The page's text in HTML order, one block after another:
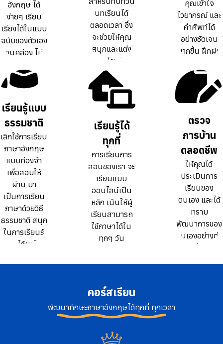
อังกฤษ ได้
ง่ายๆ เรียบ
เรียงได้ในแบบ
ฉบับของตัวเอง
จนคล่อง ไม่
เนียงเป๊ะ
อังกฤษ ได้
ง่ายๆ เรียบ
เรียงได้ในแบบ
ฉบับของตัวเอง
จนคล่อง ไม่
เนียงเป๊ะ
บทเรียนได้
ตลอดเวลา ซึ่ง
จะช่วยให้คุณ
สนุกและแต่ง
ประโยคได้
คล่องขึ้นกว่า
การเรียน
ธรรมดา 10
เท่า
บทเรียนได้
ตลอดเวลา ซึ่ง
จะช่วยให้คุณ
สนุกและแต่ง
ประโยคได้
คล่องขึ้นกว่า
การเรียน
ธรรมดา 10
เท่า
คุณเข้าใจ
ไวยากรณ์ และ
คำศัพท์ได้
อย่างชัดเจน
มากขึ้น ฝึกฝน
ที่
คุณเข้าใจ
ไวยากรณ์ และ
คำศัพท์ได้
อย่างชัดเจน
มากขึ้น ฝึกฝน
ที่
เรียนรู้แบบ
ธรรมชาติ
เลิกใช้การเรียน
ภาษาอังกฤษ
แบบท่องจำ
เพื่อสอบให้
ผ่าน มา
เป็นการเรียน
ภาษาด้วยวิธี
ธรรมชาติ สนุก
ในการเรียนรู้
และได้ผลใน
เรียนรู้แบบ
ธรรมชาติ
เลิกใช้การเรียน
ภาษาอังกฤษ
แบบท่องจำ
เพื่อสอบให้
ผ่าน มา
เป็นการเรียน
ภาษาด้วยวิธี
ธรรมชาติ สนุก
ในการเรียนรู้
และได้ผลใน
เรียนรู้ได้
ทุกที่
การเรียนการ
สอนของเรา จะ
เรียนแบบ
ออนไลน์เป็น
หลัก เน้นให้ผู้
เรียนสามารถ
ใช้ภาษาได้ใน
ทุกๆ วัน
เรียนรู้ได้
ทุกที่
การเรียนการ
สอนของเรา จะ
เรียนแบบ
ออนไลน์เป็น
หลัก เน้นให้ผู้
เรียนสามารถ
ใช้ภาษาได้ใน
ทุกๆ วัน
ตรวจ
การบ้าน
ตลอดชีพ
ให้คุณได้
ประเมินการ
เรียนของ
ตนเอง และได้
ทราบ
พัฒนาการของ
ตนเองอย่างต่อ
เนื่อง
ตรวจ
การบ้าน
ตลอดชีพ
ให้คุณได้
ประเมินการ
เรียนของ
ตนเอง และได้
ทราบ
พัฒนาการของ
ตนเองอย่างต่อ
เนื่อง
คอร์สเรียน
พัฒนาทักษะภาษาอังกฤษได้ทุกที่ ทุกเวลา